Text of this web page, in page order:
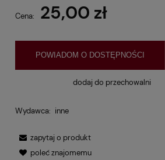
Cena: 25,00 zł
POWIADOM O DOSTĘPNOŚCI
dodaj do przechowalni
Wydawca: inne
zapytaj o produkt
poleć znajomemu